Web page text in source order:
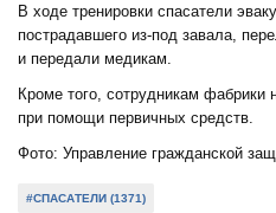
В ходе тренировки спасатели
пострадавшего из-под завала,
и передали медикам.
Кроме того, сотрудникам фабрики
при помощи первичных средств.
Фото: Управление гражданской
#СПАСАТЕЛИ (1371)